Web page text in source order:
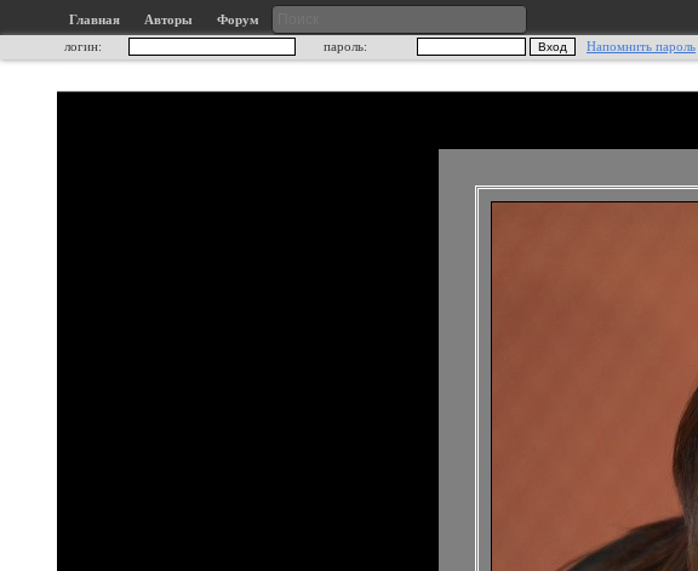
Главная Авторы
Форум
логин:
пароль: Напомнить пароль